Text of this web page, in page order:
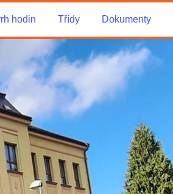
hodin Třídy Dokumenty